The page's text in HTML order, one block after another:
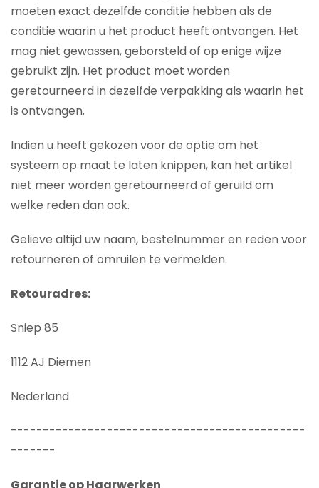
moeten exact dezelfde conditie hebben als de
conditie waarin u het product heeft ontvangen. Het
mag niet gewassen, geborsteld of op enige wijze
gebruikt zijn. Het product moet worden
geretourneerd in dezelfde verpakking als waarin het
is ontvangen.
Indien u heeft gekozen voor de optie om het
systeem op maat te laten knippen, kan het artikel
niet meer worden geretourneerd of geruild om
welke reden dan ook.
Gelieve altijd uw naam, bestelnummer en reden voor
retourneren of omruilen te vermelden.
Retouradres:
Sniep 85
1112 AJ Diemen
Nederland
----------------------------------------------
-------
Garantie op Haarwerken